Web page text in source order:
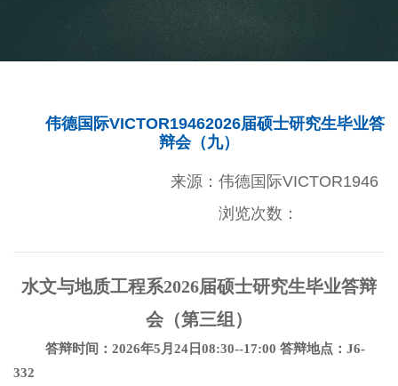
伟德国际VICTOR19462026届硕士研究生毕业答
辩会（九）
来源：伟德国际VICTOR1946
浏览次数：
水文与地质工程系2026届硕士研究生毕业答辩
会（第三组）
答辩时间： 2026年5 月 24 日08:30--17:00 答辩地点： J6-
332